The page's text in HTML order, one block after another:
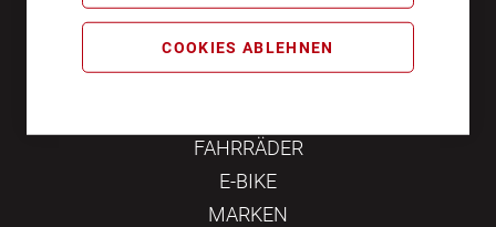
COOKIES ABLEHNEN
Samstag 10:00 - 16:00
FAHRRÄDER
E-BIKE
MARKEN